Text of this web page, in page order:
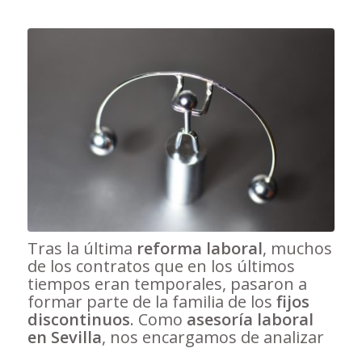
Tras la última reforma laboral, muchos
de los contratos que en los últimos
tiempos eran temporales, pasaron a
formar parte de la familia de los fijos
discontinuos. Como asesoría laboral
en Sevilla, nos encargamos de analizar